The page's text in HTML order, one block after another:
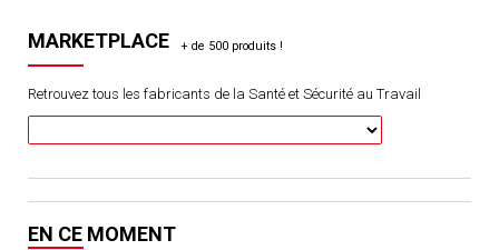
MARKETPLACE
Retrouvez tous les fabricants de la Santé et Sécurité au Travail
EN CE MOMENT